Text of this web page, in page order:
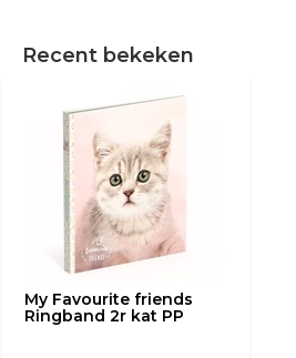
Recent bekeken
My Favourite friends
Ringband 2r kat PP